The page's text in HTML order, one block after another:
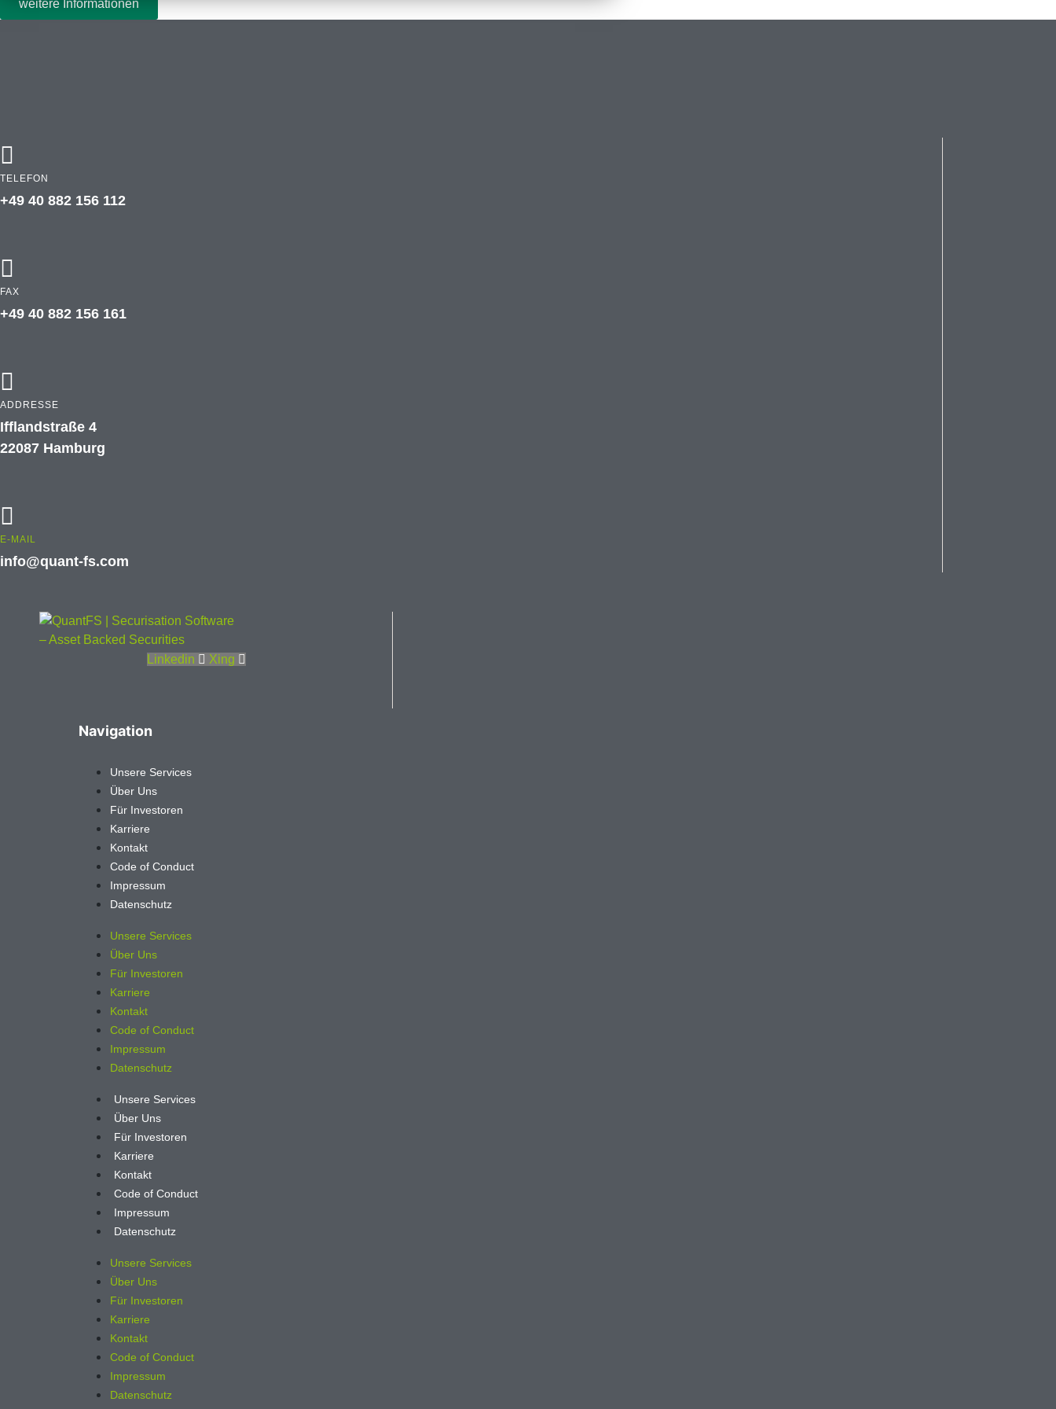
weitere Informationen
TELEFON
+49 40 882 156 112
FAX
+49 40 882 156 161
ADDRESSE
Ifflandstraße 4
22087 Hamburg
E-MAIL
info@quant-fs.com
Linkedin Xing
Navigation
Unsere Services
Über Uns
Für Investoren
Karriere
Kontakt
Code of Conduct
Impressum
Datenschutz
Unsere Services
Über Uns
Für Investoren
Karriere
Kontakt
Code of Conduct
Impressum
Datenschutz
Unsere Services
Über Uns
Für Investoren
Karriere
Kontakt
Code of Conduct
Impressum
Datenschutz
Unsere Services
Über Uns
Für Investoren
Karriere
Kontakt
Code of Conduct
Impressum
Datenschutz